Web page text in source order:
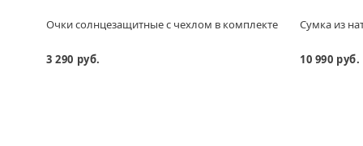
Очки солнцезащитные с чехлом в комплекте
3 290 руб.
Сумка из
10 990 руб.